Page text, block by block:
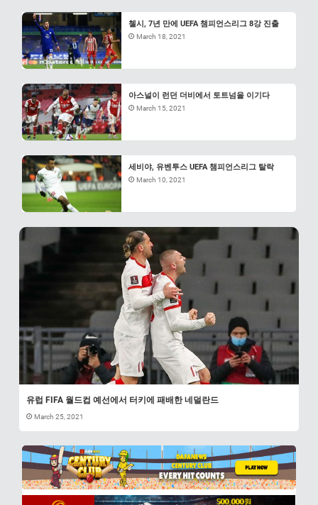
유럽 FIFA 월드컵 예선에서 터키에 패배한 네덜란드
March 25, 2021
첼시, 7년 만에 UEFA 챔피언스리그 8강 진출
March 18, 2021
아스널이 런던 더비에서 토트넘을 이기다
March 15, 2021
세비야, 유벤투스 UEFA 챔피언스리그 탈락
March 10, 2021